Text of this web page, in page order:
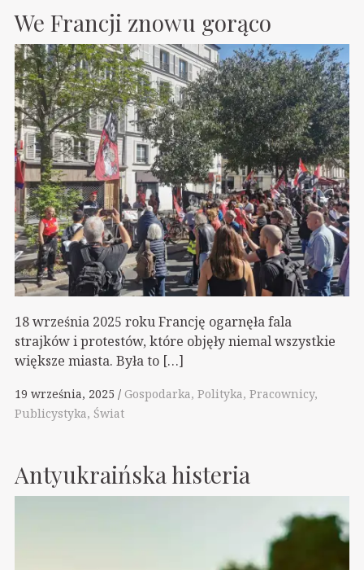
We Francji znowu gorąco
18 września 2025 roku Francję ogarnęła fala
strajków i protestów, które objęły niemal wszystkie
większe miasta. Była to […]
19 września, 2025 Gospodarka Polityka Pracownicy
Publicystyka Świat
Antyukraińska histeria